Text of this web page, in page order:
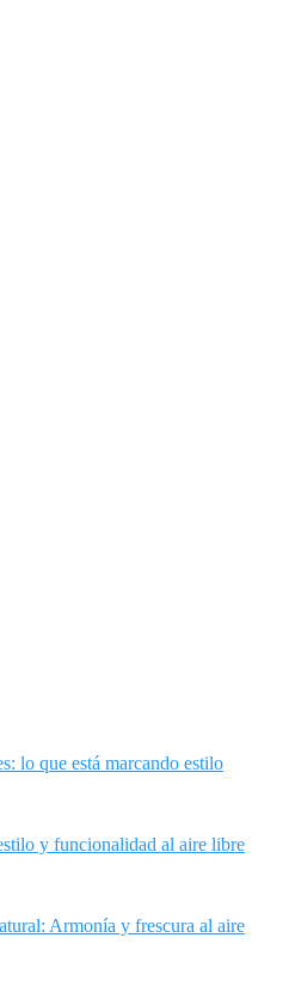
lo que está marcando estilo
y funcionalidad al aire libre
Armonía y frescura al aire